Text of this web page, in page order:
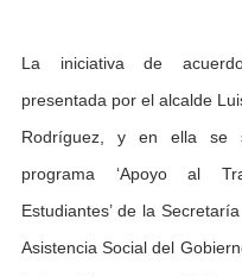
La iniciativa de
presentada por el alcalde
Rodríguez, y en ella se
programa ‘Apoyo al
Estudiantes’ de la
Asistencia Social del